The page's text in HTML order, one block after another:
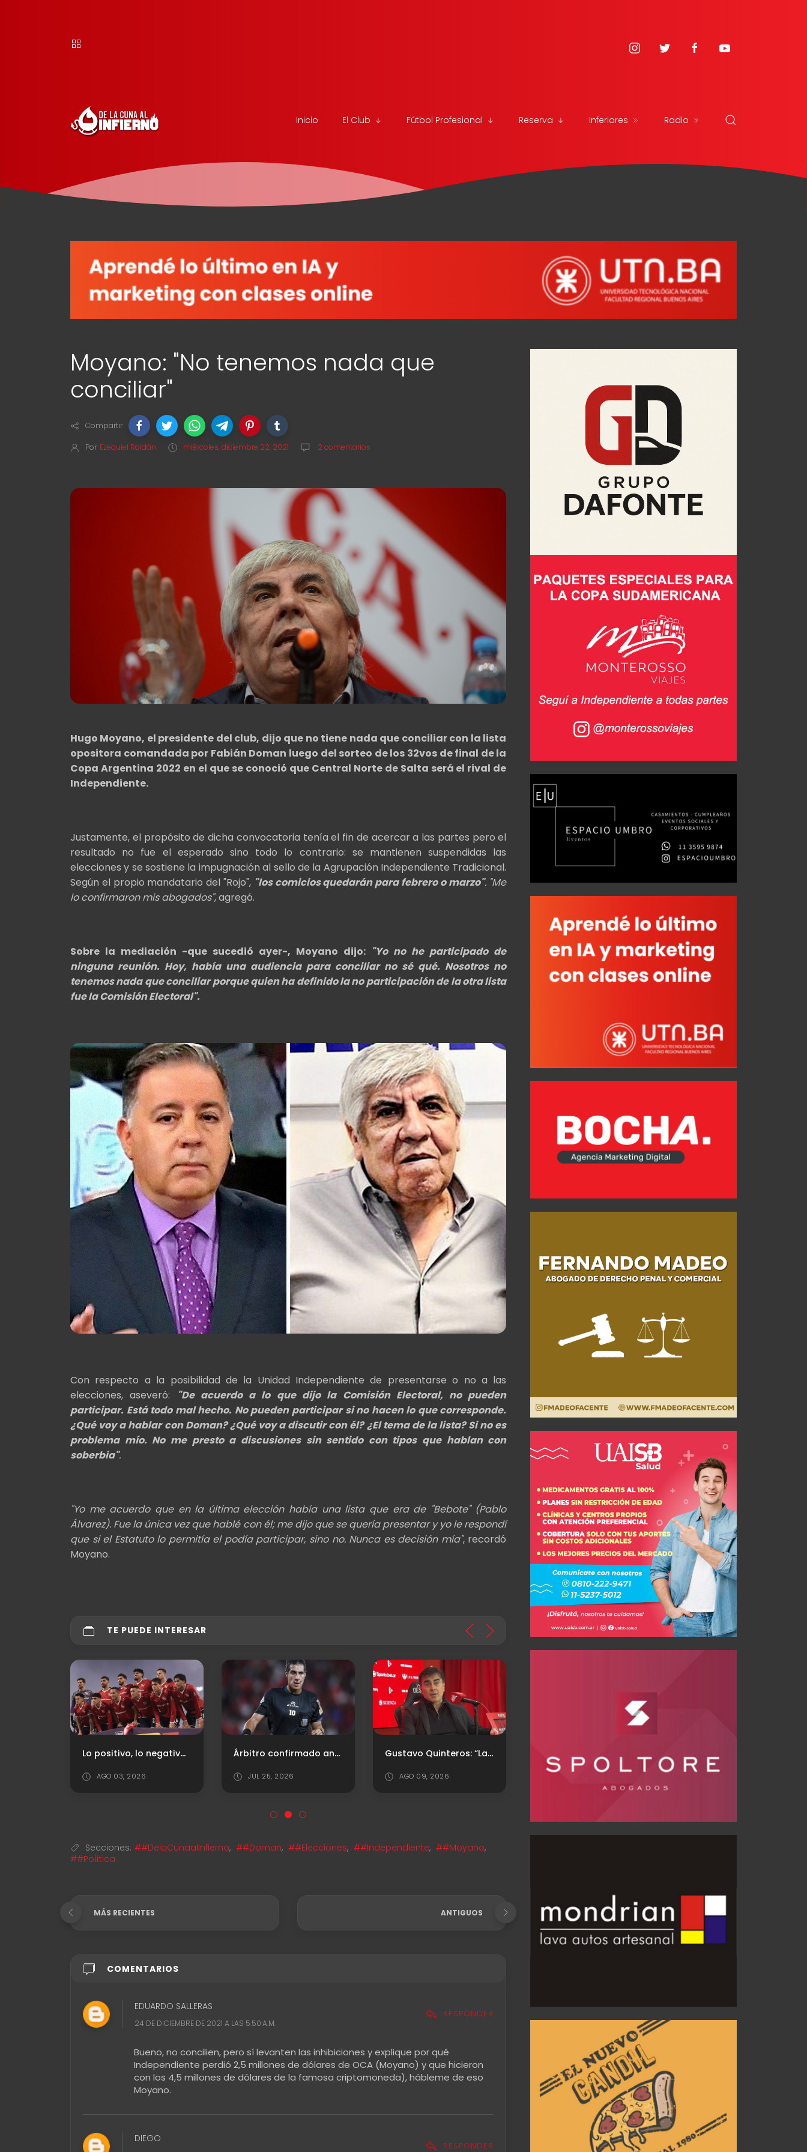
Inicio El Club Fútbol Profesional Reserva Inferiores Radio
Moyano: "No tenemos nada que
conciliar"
Compartir
Por Ezequiel Roldán miércoles, diciembre 22, 2021 2 comentarios
Hugo Moyano, el presidente del club, dijo que no tiene nada que conciliar con la lista
opositora comandada por Fabián Doman luego del sorteo de los 32vos de final de la
Copa Argentina 2022 en el que se conoció que Central Norte de Salta será el rival de
Independiente.
Justamente, el propósito de dicha convocatoria tenía el fin de acercar a las partes pero el
resultado no fue el esperado sino todo lo contrario: se mantienen suspendidas las
elecciones y se sostiene la impugnación al sello de la Agrupación Independiente Tradicional.
Según el propio mandatario del "Rojo", "los comicios quedarán para febrero o marzo". "Me
lo confirmaron mis abogados", agregó.
Sobre la mediación -que sucedió ayer-, Moyano dijo: "Yo no he participado de
ninguna reunión. Hoy, había una audiencia para conciliar no sé qué. Nosotros no
tenemos nada que conciliar porque quien ha definido la no participación de la otra lista
fue la Comisión Electoral".
Con respecto a la posibilidad de la Unidad Independiente de presentarse o no a las
elecciones, aseveró:
"De acuerdo a lo que dijo la Comisión Electoral, no pueden
participar. Está todo mal hecho. No pueden participar si no hacen lo que corresponde.
¿Qué voy a hablar con Doman? ¿Qué voy a discutir con él? ¿El tema de la lista? Si no es
problema mío. No me presto a discusiones sin sentido con tipos que hablan con
soberbia".
"Yo me acuerdo que en la última elección había una lista que era de "Bebote" (Pablo
Álvarez). Fue la única vez que hablé con él; me dijo que se quería presentar y yo le respondí
que si el Estatuto lo permitía el podía participar, sino no. Nunca es decisión mía", recordó
Moyano.
TE PUEDE INTERESAR
Lo positivo, lo negativo y los puntajes ante Vélez
AGO 03, 2026
Árbitro confirmado ante la Lepra
JUL 25, 2026
Gustavo Quinteros: “Lamentablemente, el mercado de pases para nosotros es imposible"
AGO 09, 2026 AGO 02, 2026
Secciones: ##DelaCunaalInfierno, ##Doman, ##Elecciones, ##Independiente, ##Moyano,
##Política
MÁS RECIENTES ANTIGUOS
COMENTARIOS
EDUARDO SALLERAS
24 DE DICIEMBRE DE 2021 A LAS 5:50 A.M.
RESPONDER
Bueno, no concilien, pero sí levanten las inhibiciones y explique por qué
Independiente perdió 2,5 millones de dólares de OCA (Moyano) y que hicieron
con los 4,5 millones de dólares de la famosa criptomoneda), hábleme de eso
Moyano.
DIEGO
RESPONDER